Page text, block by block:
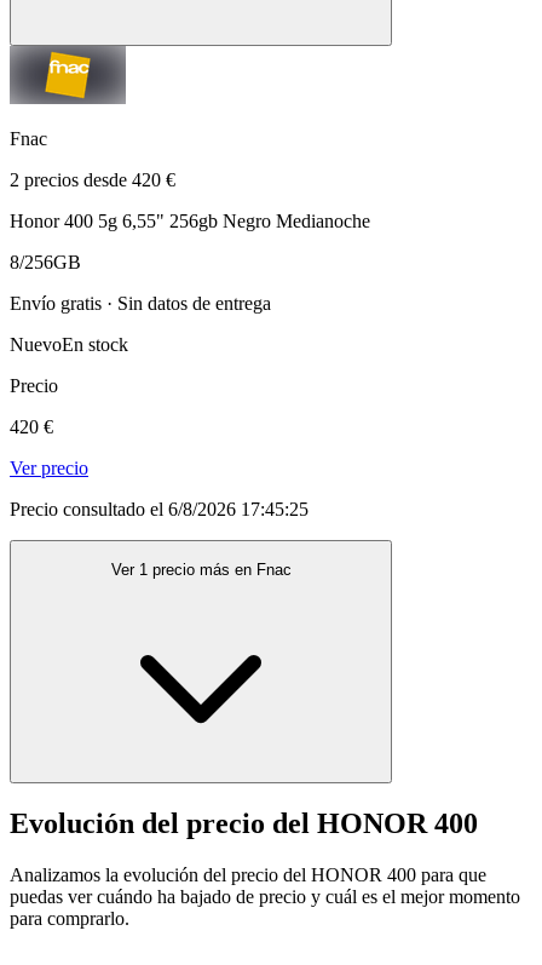
Fnac
2 precios desde 420 €
Honor 400 5g 6,55" 256gb Negro Medianoche
8/256GB
Envío gratis · Sin datos de entrega
NuevoEn stock
Precio
420 €
Ver precio
Precio consultado el 6/8/2026 17:45:25
Ver 1 precio más en Fnac
Evolución del precio del HONOR 400
Analizamos la evolución del precio del HONOR 400 para que
puedas ver cuándo ha bajado de precio y cuál es el mejor momento
para comprarlo.